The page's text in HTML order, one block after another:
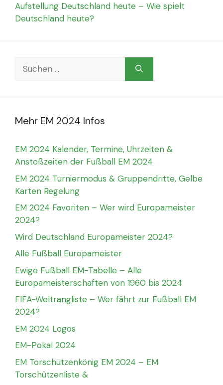
Aufstellung Deutschland heute – Wie spielt
Deutschland heute?
Suchen
nach:
Mehr EM 2024 Infos
EM 2024 Kalender, Termine, Uhrzeiten &
Anstoßzeiten der Fußball EM 2024
EM 2024 Turniermodus & Gruppendritte, Gelbe
Karten Regelung
EM 2024 Favoriten – Wer wird Europameister
2024?
Wird Deutschland Europameister 2024?
Alle Fußball Europameister
Ewige Fußball EM-Tabelle – Alle
Europameisterschaften von 1960 bis 2024
FIFA-Weltrangliste – Wer fährt zur Fußball EM
2024?
EM 2024 Logos
EM-Pokal 2024
EM Torschützenkönig EM 2024 – EM
Torschützenliste &